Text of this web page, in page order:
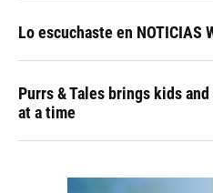
Lo escuchaste en NOTICIAS
Purrs & Tales brings kids
at a time